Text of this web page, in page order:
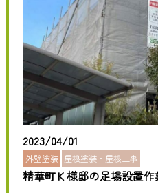
2023/04/01
外壁塗装 屋根塗装・屋根工事
精華町Ｋ様邸の足場設置